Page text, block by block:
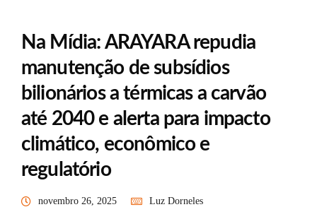
Na Mídia: ARAYARA repudia
manutenção de subsídios
bilionários a térmicas a carvão
até 2040 e alerta para impacto
climático, econômico e
regulatório
novembro 26, 2025
Luz Dorneles